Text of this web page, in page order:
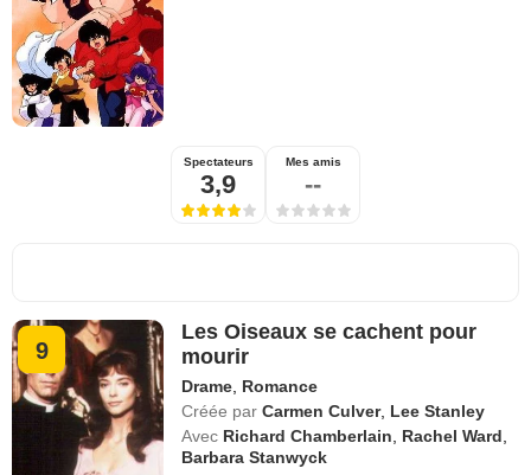
Spectateurs
3,9
Mes amis
--
9
Les Oiseaux se cachent pour
mourir
Drame Romance
Créée par Carmen Culver, Lee Stanley
Avec Richard Chamberlain Rachel Ward
Barbara Stanwyck